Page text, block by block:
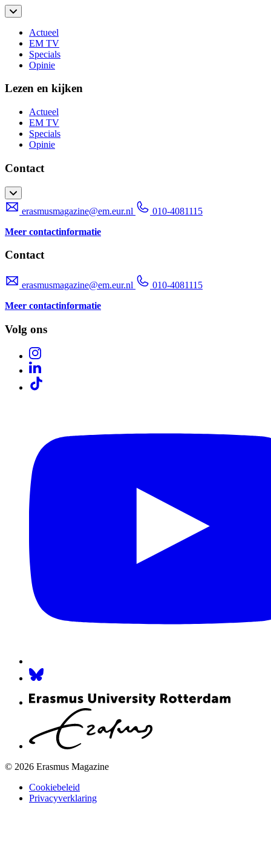
Actueel
EM TV
Specials
Opinie
Lezen en kijken
Actueel
EM TV
Specials
Opinie
Contact
erasmusmagazine@em.eur.nl
010-4081115
Meer contactinformatie
Contact
erasmusmagazine@em.eur.nl
010-4081115
Meer contactinformatie
Volg ons
© 2026 Erasmus Magazine
Cookiebeleid
Privacyverklaring